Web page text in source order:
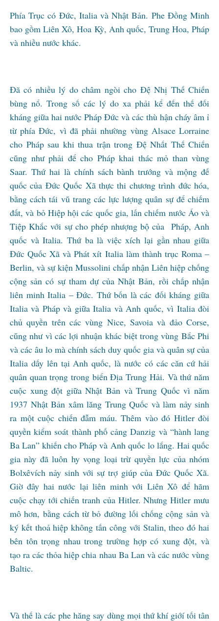
Phía Trục có Đức, Italia và Nhật Bản. Phe Đồng Minh
bao gồm Liên Xô, Hoa Kỳ, Anh quốc, Trung Hoa, Pháp
và nhiều nước khác.
Đã có nhiều lý do châm ngòi cho Đệ Nhị Thế Chiến
bùng nổ. Trong số các lý do xa phải kể đến thế đối
kháng giữa hai nước Pháp Đức và các thù hận cháy âm ỉ
từ phía Đức, vì đã phải nhường vùng Alsace Lorraine
cho Pháp sau khi thua trận trong Đệ Nhất Thế Chiến
cũng như phải để cho Pháp khai thác mỏ than vùng
Saar. Thứ hai là chính sách bành trướng và mộng đế
quốc của Đức Quốc Xã thực thi chương trình đức hóa,
bằng cách tái vũ trang các lực lượng quân sự để chiếm
đất, và bỏ Hiệp hội các quốc gia, lấn chiếm nước Áo và
Tiệp Khắc với sự cho phép nhượng bộ của Pháp, Anh
quốc và Italia. Thứ ba là việc xích lại gần nhau giữa
Đức Quốc Xã và Phát xít Italia làm thành trục Roma –
Berlin, và sự kiện Mussolini chấp nhận Liên hiệp chống
cộng sản có sự tham dự của Nhật Bản, rồi chấp nhận
liên minh Italia – Đức. Thứ bốn là các đối kháng giữa
Italia và Pháp và giữa Italia và Anh quốc, vì Italia đòi
chủ quyền trên các vùng Nice, Savoia và đảo Corse,
cũng như vì các lợi nhuận khác biệt trong vùng Bắc Phi
và các âu lo mà chính sách duy quốc gia và quân sự của
Italia dấy lên tại Anh quốc, là nước có các căn cứ hải
quân quan trọng trong biển Địa Trung Hải. Và thứ năm
cuộc xung đột giữa Nhật Bản và Trung Quốc vì năm
1937 Nhật Bản xâm lăng Trung Quốc và làm nảy sinh
ra một cuộc chiến đẫm máu. Thêm vào đó Hitler đòi
quyền kiểm soát thành phố cảng Danzig và “hành lang
Ba Lan” khiến cho Pháp và Anh quốc lo lắng. Hai quốc
gia này đã luôn hy vọng loại trừ quyền lực của nhóm
Bolxêvích nảy sinh với sự trợ giúp của Đức Quốc Xã.
Giờ đây hai nước lại liên minh với Liên Xô để hãm
cuộc chạy tới chiến tranh của Hitler. Nhưng Hitler mưu
mô hơn, bằng cách từ bỏ đường lối chống cộng sản và
ký kết thoả hiệp không tấn công với Stalin, theo đó hai
bên tôn trọng nhau trong trường hợp có xung đột, và
tạo ra các thỏa hiệp chia nhau Ba Lan và các nước vùng
Baltic.
Và thế là các phe hăng say dùng mọi thứ khí giớí tối tân